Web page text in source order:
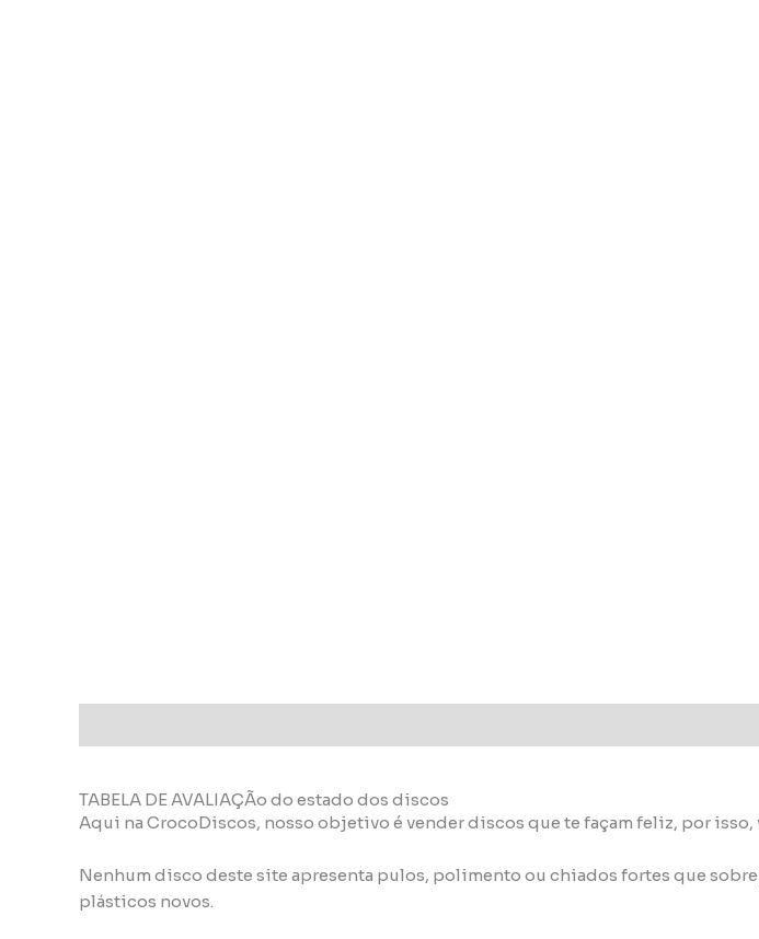
TABELA DE AVALIAÇÃo do estado dos discos
Aqui na CrocoDiscos, nosso objetivo é vender discos que te façam feliz, por
Nenhum disco deste site apresenta pulos, polimento ou chiados fortes que
plásticos novos.